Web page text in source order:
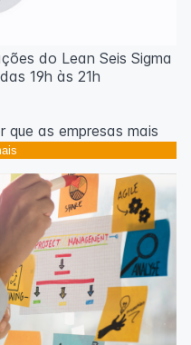
do Lean Seis Sigma
19h às 21h
que as empresas mais
para resolver
Ishikawa e voz do
processos
Seis Sigma: do White